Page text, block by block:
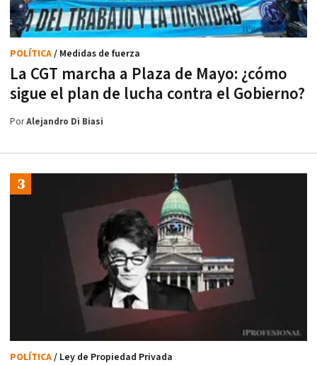
La CGT marcha a Plaza de Mayo: ¿cómo
sigue el plan de lucha contra el Gobierno?
POLÍTICA/ Medidas de fuerza
PorAlejandro Di Biasi
POLÍTICA/ Ley de Propiedad Privada